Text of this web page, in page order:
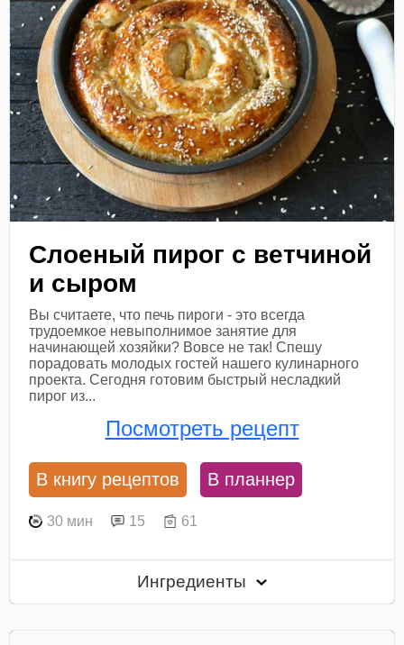
Слоеный пирог с ветчиной
и сыром
Вы считаете, что печь пироги - это всегда
трудоемкое невыполнимое занятие для
начинающей хозяйки? Вовсе не так! Спешу
порадовать молодых гостей нашего кулинарного
проекта. Сегодня готовим быстрый несладкий
пирог из...
Посмотреть рецепт
В книгу рецептов В планнер
30 мин 15 61
Ингредиенты